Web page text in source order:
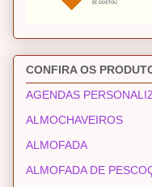
CONFIRA OS
AGENDAS
ALMOCHAVEIROS
ALMOFADA
ALMOFADA DE